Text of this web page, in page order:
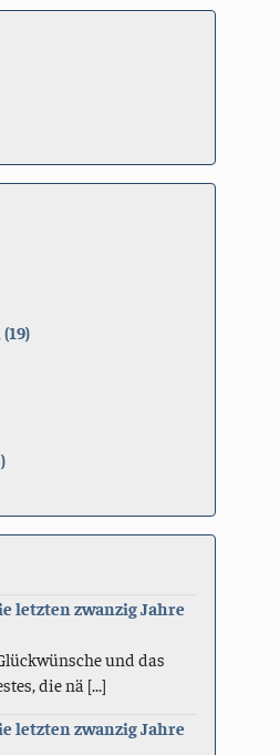
letzten zwanzig Jahre
und das
die nä [...]
letzten zwanzig Jahre